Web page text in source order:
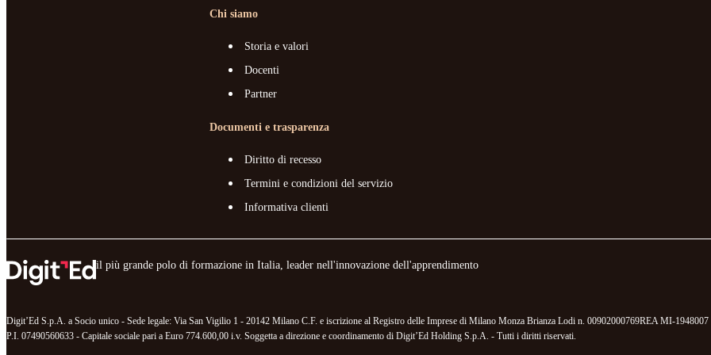
Chi siamo
Storia e valori
Docenti
Partner
Documenti e trasparenza
Diritto di recesso
Termini e condizioni del servizio
Informativa clienti
il più grande polo di formazione in Italia, leader nell'innovazione dell'apprendimento
Digit’Ed S.p.A. a Socio unico - Sede legale: Via San Vigilio 1 - 20142 Milano C.F. e iscrizione al Registro delle Imprese di Milano Monza Brianza Lodi n. 00902000769REA MI-1948007
P.I. 07490560633 - Capitale sociale pari a Euro 774.600,00 i.v. Soggetta a direzione e coordinamento di Digit’Ed Holding S.p.A. - Tutti i diritti riservati.